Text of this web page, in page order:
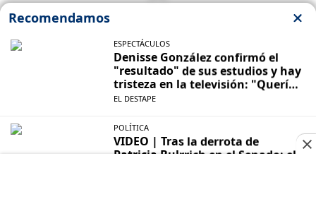
POLITICAS DE PRIVACIDAD
CONTACTO COMERCIAL
CONTACTO EDITORIAL
Mustang Cloud- CMS para portales de noticias